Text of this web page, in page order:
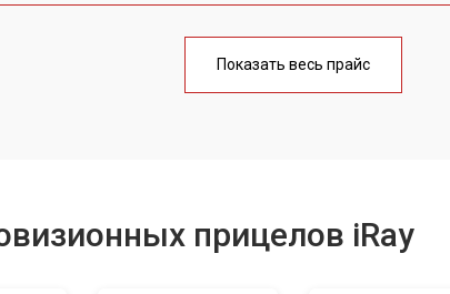
от 170 мин
Показать весь прайс
прицелов iRay